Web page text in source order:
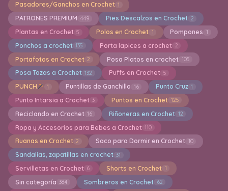
Pasadores/Ganchos en Crochet 1
PATRONES PREMIUM 449 Pies Descalzos en Crochet 2
Plantas en Crochet 5 Polos en Crochet 1 Pompones 1
Ponchos a crochet 135 Porta lapices a crochet 2
Portafotos en Crochet 2 Posa Platos en crochet 105
Posa Tazas a Crochet 132 Puffs en Crochet 5
PUNCH 1 Puntillas de Ganchillo 16 Punto Cruz 1
Punto Intarsia a Crochet 3 Puntos en Crochet 125
Reciclando en Crochet 16 Riñoneras en Crochet 12
Ropa y Accesorios para Bebes a Crochet 110
Ruanas en Crochet 2 Saco para Dormir en Crochet 10
Sandalias, zapatillas en crochet 31
Servilletas en Crochet 6 Shorts en Crochet 1
Sin categoría 384 Sombreros en Crochet 62